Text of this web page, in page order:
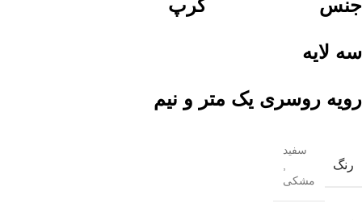
جنس کرپ
سه لایه
رویه روسری یک متر و نیم
رنگ
سفید
مشکی